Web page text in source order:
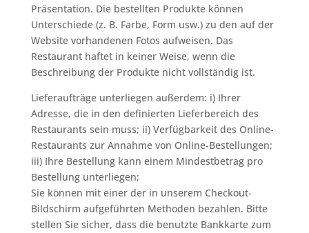
Präsentation. Die bestellten Produkte können
Unterschiede (z. B. Farbe, Form usw.) zu den auf der
Website vorhandenen Fotos aufweisen. Das
Restaurant haftet in keiner Weise, wenn die
Beschreibung der Produkte nicht vollständig ist.
Lieferaufträge unterliegen außerdem: i) Ihrer
Adresse, die in den definierten Lieferbereich des
Restaurants sein muss; ii) Verfügbarkeit des Online-
Restaurants zur Annahme von Online-Bestellungen;
iii) Ihre Bestellung kann einem Mindestbetrag pro
Bestellung unterliegen;
Sie können mit einer der in unserem Checkout-
Bildschirm aufgeführten Methoden bezahlen. Bitte
stellen Sie sicher, dass die benutzte Bankkarte zum